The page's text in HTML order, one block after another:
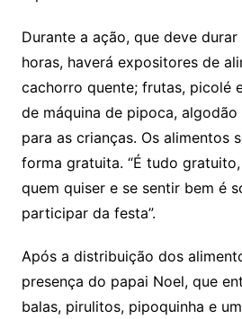
Durante a ação, que deve
horas, haverá expositores de
cachorro quente; frutas, picolé
de máquina de pipoca,
para as crianças. Os alimentos
forma gratuita. “É tudo
quem quiser e se sentir bem é
participar da festa”.
Após a distribuição dos
presença do papai Noel, que
balas, pirulitos, pipoquinha e